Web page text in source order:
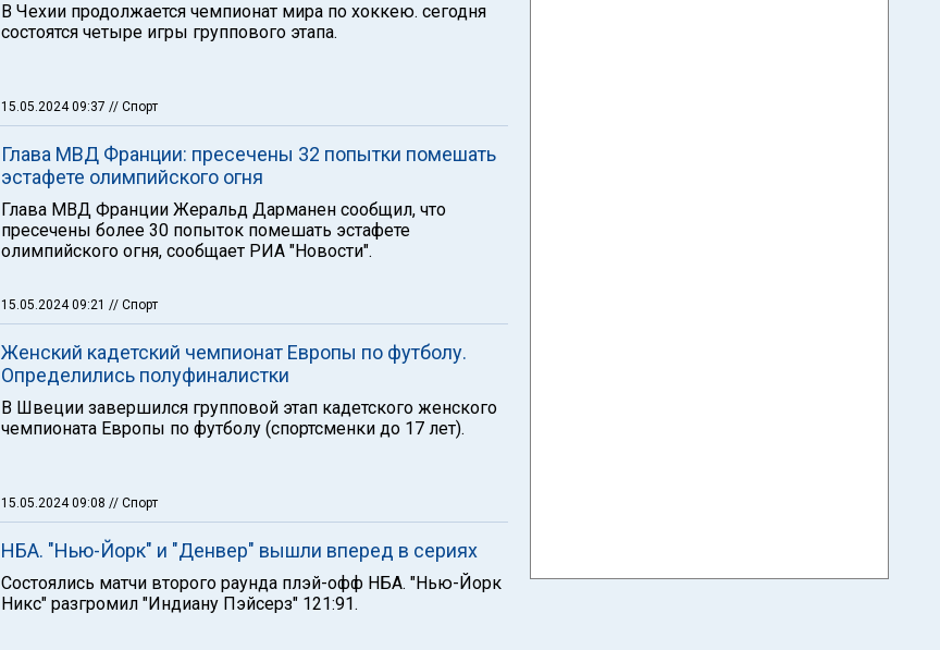
В Чехии продолжается чемпионат мира по хоккею. сегодня
состоятся четыре игры группового этапа.
15.05.2024 09:37 // Спорт
Глава МВД Франции: пресечены 32 попытки помешать
эстафете олимпийского огня
Глава МВД Франции Жеральд Дарманен сообщил, что
пресечены более 30 попыток помешать эстафете
олимпийского огня, сообщает РИА "Новости".
15.05.2024 09:21 // Спорт
Женский кадетский чемпионат Европы по футболу.
Определились полуфиналистки
В Швеции завершился групповой этап кадетского женского
чемпионата Европы по футболу (спортсменки до 17 лет).
15.05.2024 09:08 // Спорт
НБА. "Нью-Йорк" и "Денвер" вышли вперед в сериях
Состоялись матчи второго раунда плэй-офф НБА. "Нью-Йорк
Никс" разгромил "Индиану Пэйсерз" 121:91.